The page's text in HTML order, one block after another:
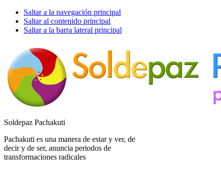
Saltar a la navegación principal
Saltar al contenido principal
Saltar a la barra lateral principal
Soldepaz Pachakuti
Pachakuti es una manera de estar y ver, de
decir y de ser, anuncia periodos de
transformaciones radicales